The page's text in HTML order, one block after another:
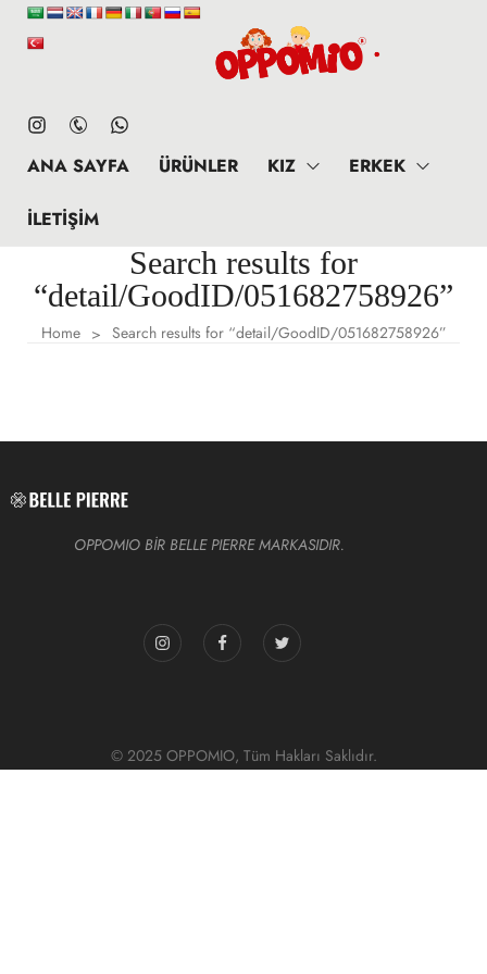
ANA SAYFA ÜRÜNLER KIZ ERKEK
İLETIŞIM
Search results for
“detail/GoodID/051682758926”
Home > Search results for “detail/GoodID/051682758926”
OPPOMIO BİR BELLE PIERRE MARKASIDIR.
© 2025 OPPOMIO, Tüm Hakları Saklıdır.